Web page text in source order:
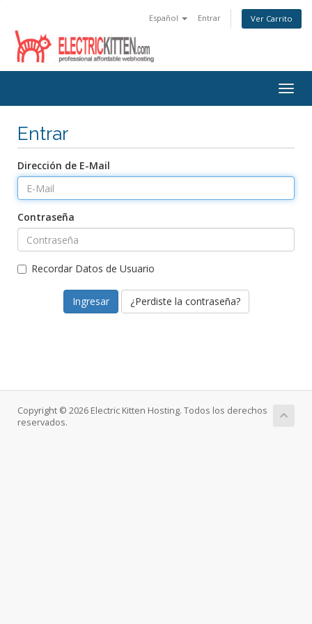
Español Entrar Ver Carrito
Entrar
Dirección de E-Mail
Contraseña
Recordar Datos de Usuario
¿Perdiste la contraseña?
Copyright © 2026 Electric Kitten Hosting. Todos los derechos
reservados.